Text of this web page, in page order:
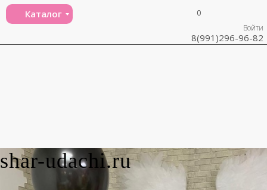
Каталог
Войти
0
8(991)296-96-82
shar-udachi.ru